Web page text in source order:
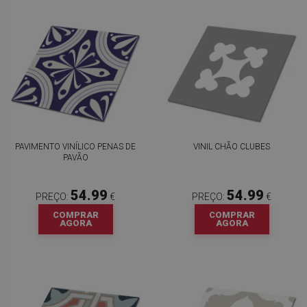
PAVIMENTO VINÍLICO PENAS DE
PAVÃO
PREÇO: 54.99 €
COMPRAR
AGORA
VINIL CHÃO CLUBES
PREÇO: 54.99 €
COMPRAR
AGORA